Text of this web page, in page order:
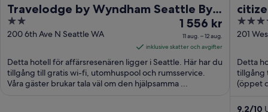
Travelodge by Wyndham Seattle By
The Space Needle
2
out
5
200 6th Ave N Seattle WA
Priset
är
1 556 kr
per
natt
mellan
1 556 kr
11 aug. – 12 aug.
inklusive skatter och avgifter
Detta hotell för affärsresenären ligger i Seattle. Här har du
tillgång till gratis wi-fi, utomhuspool och rumsservice.
Våra gäster brukar tala väl om den hjälpsamma ...
4
out
5
201
Detta
tillgång
(öppet
9,2/10